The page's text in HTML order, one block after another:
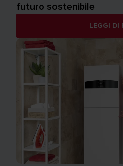
futuro sostenibile
LEGGI DI